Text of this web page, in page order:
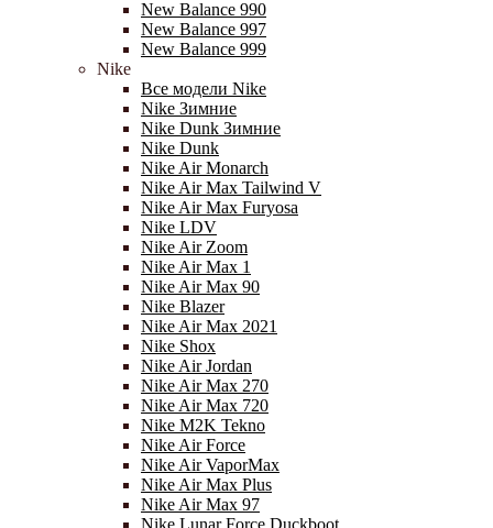
New Balance 990
New Balance 997
New Balance 999
Nike
Все модели Nike
Nike Зимние
Nike Dunk Зимние
Nike Dunk
Nike Air Monarch
Nike Air Max Tailwind V
Nike Air Max Furyosa
Nike LDV
Nike Air Zoom
Nike Air Max 1
Nike Air Max 90
Nike Blazer
Nike Air Max 2021
Nike Shox
Nike Air Jordan
Nike Air Max 270
Nike Air Max 720
Nike M2K Tekno
Nike Air Force
Nike Air VaporMax
Nike Air Max Plus
Nike Air Max 97
Nike Lunar Force Duckboot